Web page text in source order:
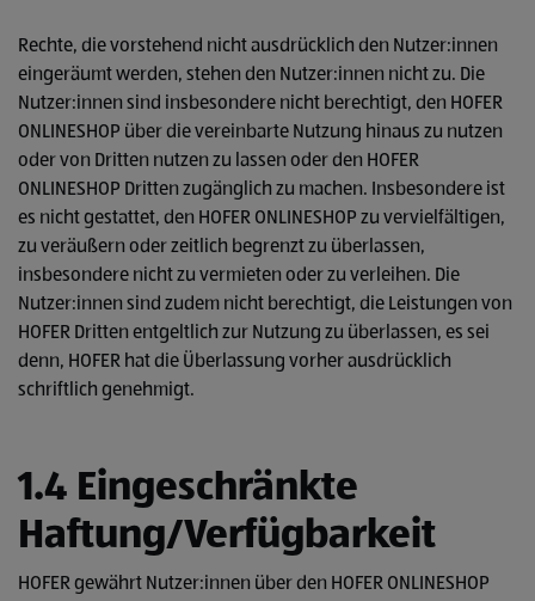
Rechte, die vorstehend nicht ausdrücklich den Nutzer:innen
eingeräumt werden, stehen den Nutzer:innen nicht zu. Die
Nutzer:innen sind insbesondere nicht berechtigt, den HOFER
ONLINESHOP über die vereinbarte Nutzung hinaus zu nutzen
oder von Dritten nutzen zu lassen oder den HOFER
ONLINESHOP Dritten zugänglich zu machen. Insbesondere ist
es nicht gestattet, den HOFER ONLINESHOP zu vervielfältigen,
zu veräußern oder zeitlich begrenzt zu überlassen,
insbesondere nicht zu vermieten oder zu verleihen. Die
Nutzer:innen sind zudem nicht berechtigt, die Leistungen von
HOFER Dritten entgeltlich zur Nutzung zu überlassen, es sei
denn, HOFER hat die Überlassung vorher ausdrücklich
schriftlich genehmigt.
1.4 Eingeschränkte
Haftung/Verfügbarkeit
HOFER gewährt Nutzer:innen über den HOFER ONLINESHOP